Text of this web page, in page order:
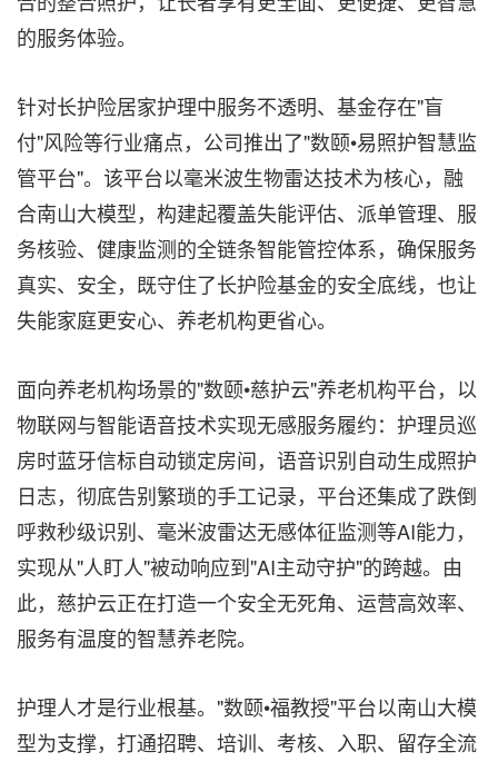
的服务体验。
针对长护险居家护理中服务不透明、基金存在"盲
付"风险等行业痛点，公司推出了"数颐•易照护智慧监
管平台"。该平台以毫米波生物雷达技术为核心，融
合南山大模型，构建起覆盖失能评估、派单管理、服
务核验、健康监测的全链条智能管控体系，确保服务
真实、安全，既守住了长护险基金的安全底线，也让
失能家庭更安心、养老机构更省心。
面向养老机构场景的"数颐•慈护云"养老机构平台，以
物联网与智能语音技术实现无感服务履约：护理员巡
房时蓝牙信标自动锁定房间，语音识别自动生成照护
日志，彻底告别繁琐的手工记录，平台还集成了跌倒
呼救秒级识别、毫米波雷达无感体征监测等AI能力，
实现从"人盯人"被动响应到"AI主动守护"的跨越。由
此，慈护云正在打造一个安全无死角、运营高效率、
服务有温度的智慧养老院。
护理人才是行业根基。"数颐•福教授"平台以南山大模
型为支撑，打通招聘、培训、考核、入职、留存全流